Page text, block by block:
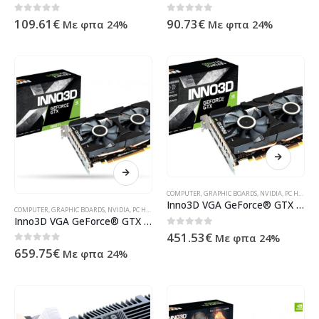
0 out of 5
109.61 € Με φπα 24% 0 out of 5
90.73€ Με φπα 24%
COMPUTER GRAPHIC BOARDS NVIDIA PC HARDWARE ,ΠΡΟΪΌΝΤΑ ΠΛΗΡΟΦΟΡΙΚΉΣ - ΚΙΝΗΤΉΣ
Inno3D VGA GeForce® GTX 1660 Ti 6GB Twin X2 N166T2-06D6-1710VA15
0out of 5
659.75€ Με φπα 24%
COMPUTER,GRAPHIC BOARDS, NVIDIA, PC HARDWARE
Inno3D VGA GeForce® GTX 1660 6GB Twin X2 N16602-06D5-1521VA15
0out of 5
451.53€ Με φπα 24%